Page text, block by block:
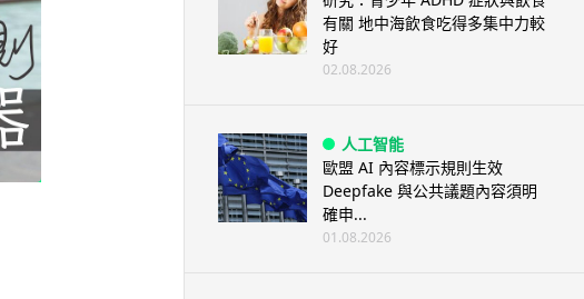
有關 地中海飲食吃得多集中力較
好
02.08.2026
人工智能
歐盟 AI 內容標示規則生效
Deepfake 與公共議題內容須明
確申...
01.08.2026